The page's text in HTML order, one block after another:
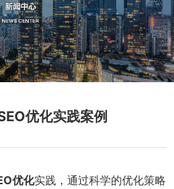
优化实践案例
优化实践，通过科学的优化策略